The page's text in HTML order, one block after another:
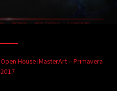
Open House iMasterArt – Primavera
2017